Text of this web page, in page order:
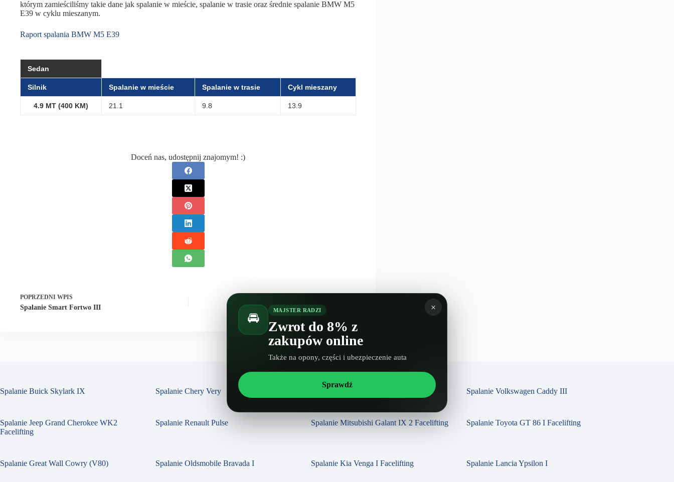
którym zamieściliśmy takie dane jak spalanie w mieście, spalanie w trasie oraz średnie spalanie BMW M5
E39 w cyklu mieszanym.
Raport spalania BMW M5 E39
Sedan
Silnik Spalanie w mieście Spalanie w trasie Cykl mieszany
4.9 MT (400 KM) 21.1 9.8 13.9
Doceń nas, udostępnij znajomym! :)
POPRZEDNI WPIS
Spalanie Smart Fortwo III Spalanie Dodge Monaco
Spalanie Buick Skylark IX Spalanie Chery Very Spalanie Citroen Berlingo III Spalanie Volkswagen Caddy III
Spalanie Jeep Grand Cherokee WK2
Facelifting
Spalanie Renault Pulse Spalanie Mitsubishi Galant IX 2 Facelifting Spalanie Toyota GT 86 I Facelifting
Spalanie Great Wall Cowry (V80) Spalanie Oldsmobile Bravada I Spalanie Kia Venga I Facelifting Spalanie Lancia Ypsilon I
×
🚘 MAJSTER RADZI
Zwrot do 8% z
zakupów online
Także na opony, części i ubezpieczenie auta
Sprawdź